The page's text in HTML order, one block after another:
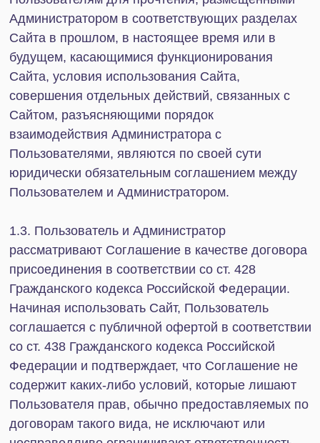
1.6. Администратор имеет право в любое время
по своему усмотрению изменить Соглашение, а
информацию, доступные Пользователям для
прочтения, размещённые Администратором в
соответствующих разделах Сайта, в том числе
дополнив их, сократив, установив
дополнительные обязанности и/или права как
для Пользователя, так и для Администратора,
равно изменив Соглашение любым иным
образом.
Принимая Соглашение, Пользователи обязуются
другие специальные документы и иную
прочтения, размещённые Администратором в
соответствующих разделах Сайта, на предмет их
изменения и дополнения, при этом стороны
соглашаются считать, что, присоединяясь к
Соглашению, Пользователь подтверждает, что
знает все условия Соглашения, как уже
ниже, а также все изменения и дополнения к
Соглашению, которые появятся впоследствии
после начала использования Сайта или в
процессе его использования.
Администратор, действуя добросовестно,
обязуется публиковать любые изменения